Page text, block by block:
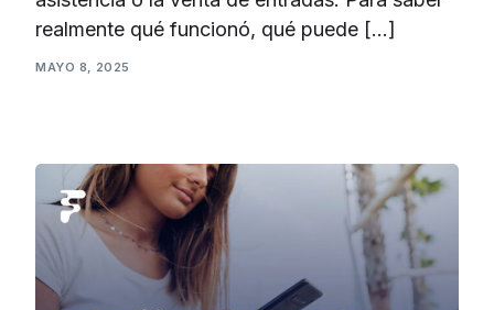
realmente qué funcionó, qué puede […]
MAYO 8, 2025